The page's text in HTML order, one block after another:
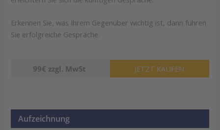
Erkennen Sie, was Ihrem Gegenüber wichtig ist, dann führen
Sie erfolgreiche Gespräche.
99€ zzgl. MwSt JETZT KAUFEN
Aufzeichnung